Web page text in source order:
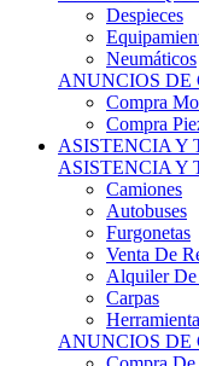
Neumáticos
ANUNCIOS DE
Compra
Compra
ASISTENCIA Y
ASISTENCIA Y
Camiones
Autobuses
Furgonetas
Venta De
Alquiler De
Carpas
ANUNCIOS DE
Compra
Compra De